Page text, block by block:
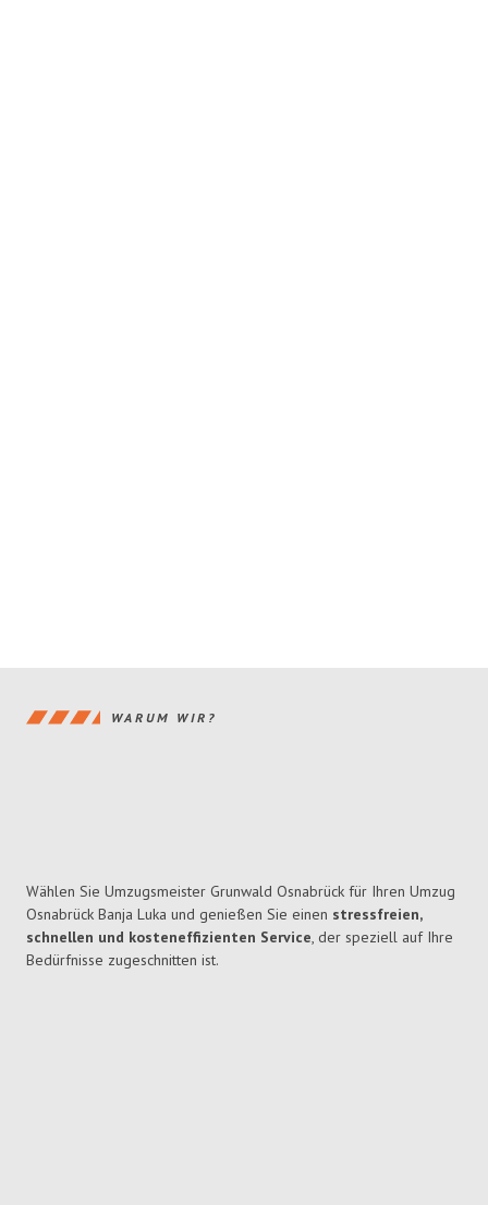
WARUM WIR?
Wählen Sie Umzugsmeister Grunwald Osnabrück für Ihren Umzug
Osnabrück Banja Luka und genießen Sie einen stressfreien,
schnellen und kosteneffizienten Service, der speziell auf Ihre
Bedürfnisse zugeschnitten ist.